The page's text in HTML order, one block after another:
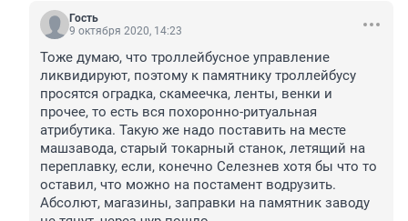
Гость
9 октября 2020, 14:23
Тоже думаю, что троллейбусное управление
ликвидируют, поэтому к памятнику троллейбусу
просятся оградка, скамеечка, ленты, венки и
прочее, то есть вся похоронно-ритуальная
атрибутика. Такую же надо поставить на месте
машзавода, старый токарный станок, летящий на
переплавку, если, конечно Селезнев хотя бы что то
оставил, что можно на постамент водрузить.
Абсолют, магазины, заправки на памятник заводу